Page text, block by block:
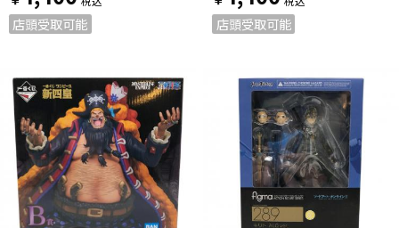
店頭受取可能 店頭受取可能